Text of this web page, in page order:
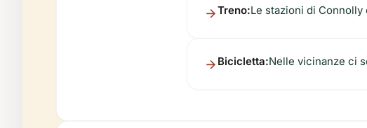
Treno:Le stazioni di Connolly
Bicicletta:Nelle vicinanze ci